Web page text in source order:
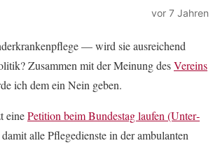
vor 7 Jahren
— wird sie aus­re­ichend
Zusam­men mit der Mei­n­ung desVere­ins
ich dem ein Nein geben.
einePeti­tion beim Bun­destag laufen (Unter­
damit alle Pflege­di­en­ste in der ambu­lanten